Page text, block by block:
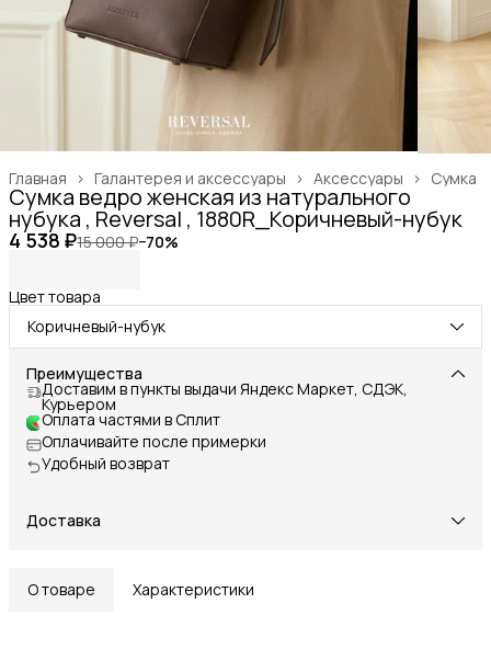
Сумка
Аксессуары ›
Галантерея и аксессуары ›
Главная ›
Сумка ведро женская из натурального
нубука , Reversal , 1880R_Коричневый-нубук
4 538 ₽15 000 ₽−70%
Цвет товара
Коричневый-нубук
Преимущества
Доставим в пункты выдачи Яндекс Маркет, СДЭК,
Курьером
Оплата частями в Сплит
Оплачивайте после примерки
Удобный возврат
Доставка
О товаре Характеристики